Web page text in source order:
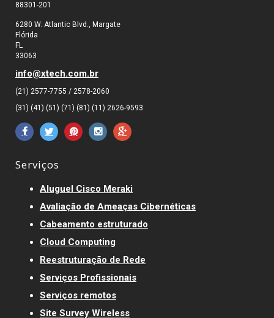
88301-201
6280 W. Atlantic Blvd., Margate
Flórida
FL
33063
info@xtech.com.br
(21) 2577-7755 / 2578-2060
(31) (41) (51) (71) (81) (11) 2626-9593
Serviços
Aluguel Cisco Meraki
Avaliação de Ameaças Cibernéticas
Cabeamento estruturado
Cloud Computing
Reestruturação de Rede
Serviços Profissionais
Serviços remotos
Site Survey Wireless